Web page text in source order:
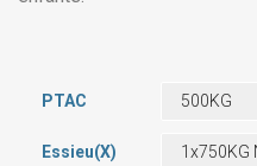
PTAC
Essieu(x)